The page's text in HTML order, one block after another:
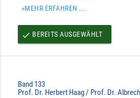
»MEHR ERFAHREN ...
done BEREITS AUSGEWÄHLT
Band 133
Prof. Dr. Herbert Haag / Prof. Dr.